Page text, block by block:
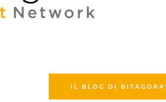
IL BLOG DI BITAGORA'